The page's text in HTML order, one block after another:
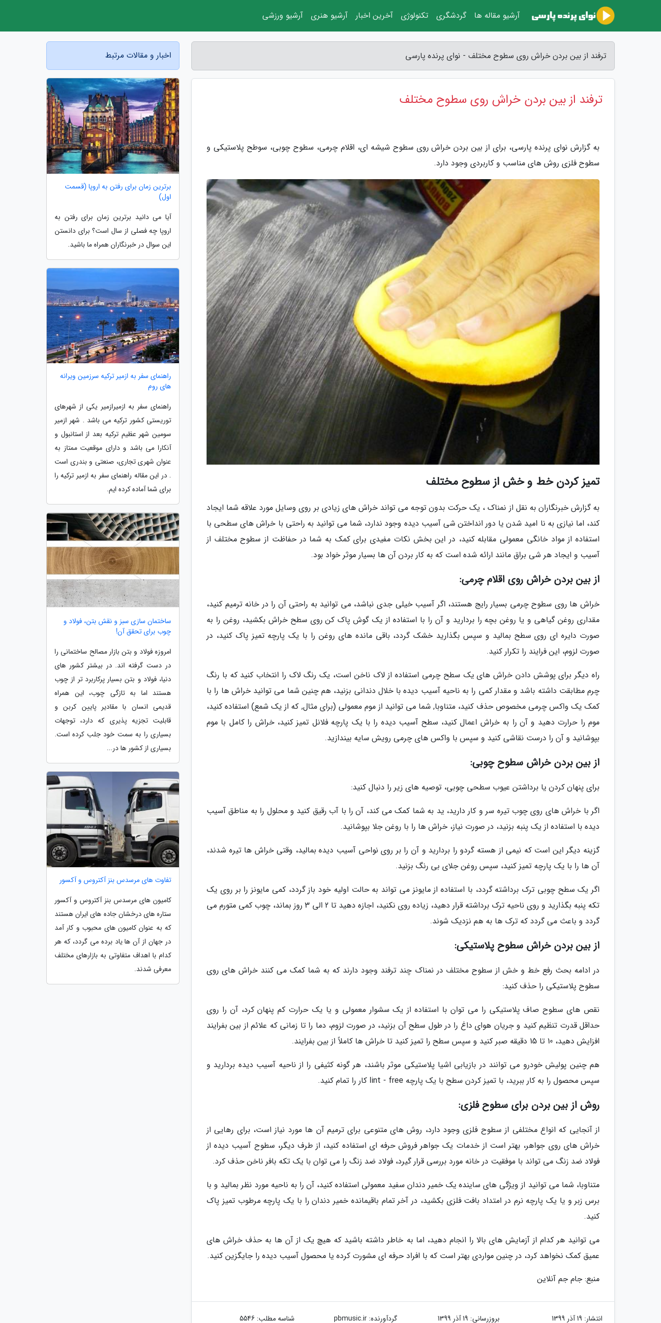
ترفند از بین بردن خراش روی سطوح مختلف - نوای پرنده پارسی
ترفند از بین بردن خراش روی سطوح مختلف
به گزارش نوای پرنده پارسی، برای از بین بردن خراش روی سطوح شیشه ای، اقلام چرمی، سطوح چوبی، سوطح پلاستیکی و
سطوح فلزی روش های مناسب و کاربردی وجود دارد.
تمیز کردن خط و خش از سطوح مختلف
به گزارش خبرنگاران به نقل از نمناک ، یک حرکت بدون توجه می تواند خراش های زیادی بر روی وسایل مورد علاقه شما ایجاد
کند، اما نیازی به نا امید شدن یا دور انداختن شی آسیب دیده وجود ندارد، شما می توانید به راحتی با خراش های سطحی با
استفاده از مواد خانگی معمولی مقابله کنید، در این بخش نکات مفیدی برای کمک به شما در حفاظت از سطوح مختلف از
آسیب و ایجاد هر شی براق مانند ارائه شده است که به کار بردن آن ها بسیار موثر خواد بود.
از بین بردن خراش روی اقلام چرمی:
خراش ها روی سطوح چرمی بسیار رایج هستند، اگر آسیب خیلی جدی نباشد، می توانید به راحتی آن را در خانه ترمیم کنید،
مقداری روغن گیاهی و یا روغن بچه را بردارید و آن را با استفاده از یک گوش پاک کن روی سطح خراش بکشید، روغن را به
صورت دایره ای روی سطح بمالید و سپس بگذارید خشک گردد، باقی مانده های روغن را با یک پارچه تمیز پاک کنید، در
صورت لزوم، این فرایند را تکرار کنید.
راه دیگر برای پوشش دادن خراش های یک سطح چرمی استفاده از لاک ناخن است، یک رنگ لاک را انتخاب کنید که با رنگ
چرم مطابقت داشته باشد و مقدار کمی را به ناحیه آسیب دیده با خلال دندانی بزنید، هم چنین شما می توانید خراش ها را با
کمک یک واکس چرمی مخصوص حذف کنید، متناوبا, شما می توانید از موم معمولی (برای مثال, که از یک شمع) استفاده کنید،
موم را حرارت دهید و آن را به خراش اعمال کنید، سطح آسیب دیده را با یک پارچه فلانل تمیز کنید، خراش را کامل با موم
بپوشانید و آن را درست نقاشی کنید و سپس با واکس های چرمی رویش سایه بیندازید.
از بین بردن خراش سطوح چوبی:
برای پنهان کردن یا برداشتن عیوب سطحی چوبی، توصیه های زیر را دنبال کنید:
اگر با خراش های روی چوب تیره سر و کار دارید، ید به شما کمک می کند، آن را با آب رقیق کنید و محلول را به مناطق آسیب
دیده با استفاده از یک پنبه بزنید، در صورت نیاز، خراش ها را با روغن جلا بپوشانید.
گزینه دیگر این است که نیمی از هسته گردو را بردارید و آن را بر روی نواحی آسیب دیده بمالید، وقتی خراش ها تیره شدند،
آن ها را با یک پارچه تمیز کنید، سپس روغن جلای بی رنگ بزنید.
اگر یک سطح چوبی ترک برداشته گردد، با استفاده از مایونز می تواند به حالت اولیه خود باز گردد، کمی مایونز را بر روی یک
تکه پنبه بگذارید و روی ناحیه ترک برداشته قرار دهید، زیاده روی نکنید، اجازه دهید تا 2 الی 3 روز بماند، چوب کمی متورم می
گردد و باعث می گردد که ترک ها به هم نزدیک شوند.
از بین بردن خراش سطوح پلاستیکی:
در ادامه بحث رفع خط و خش از سطوح مختلف در نمناک چند ترفند وجود دارند که به شما کمک می کنند خراش های روی
سطوح پلاستیکی را حذف کنید:
نقص های سطوح صاف پلاستیکی را می توان با استفاده از یک سشوار معمولی و یا یک حرارت کم پنهان کرد، آن را روی
حداقل قدرت تنظیم کنید و جریان هوای داغ را در طول سطح آن بزنید، در صورت لزوم، دما را تا زمانی که علائم از بین بفرایند
افزایش دهید، 10 تا 15 دقیقه صبر کنید و سپس سطح را تمیز کنید تا خراش ها کاملاً از بین بفرایند.
هم چنین پولیش خودرو می توانند در بازیابی اشیا پلاستیکی موثر باشند، هر گونه کثیفی را از ناحیه آسیب دیده بردارید و
سپس محصول را به کار ببرید، با تمیز کردن سطح با یک پارچه lint - free کار را تمام کنید.
روش از بین بردن برای سطوح فلزی:
از آنجایی که انواع مختلفی از سطوح فلزی وجود دارد، روش های متنوعی برای ترمیم آن ها مورد نیاز است، برای رهایی از
خراش های روی جواهر، بهتر است از خدمات یک جواهر فروش حرفه ای استفاده کنید، از طرف دیگر، سطوح آسیب دیده از
فولاد ضد زنگ می تواند با موفقیت در خانه مورد بررسی قرار گیرد، فولاد ضد زنگ را می توان با یک تکه بافر ناخن حذف کرد.
متناوبا، شما می توانید از ویژگی های ساینده یک خمیر دندان سفید معمولی استفاده کنید، آن را به ناحیه مورد نظر بمالید و با
برس زبر و یا یک پارچه نرم در امتداد بافت فلزی بکشید، در آخر تمام باقیمانده خمیر دندان را با یک پارچه مرطوب تمیز پاک
کنید.
می توانید هر کدام از آزمایش های بالا را انجام دهید، اما به خاطر داشته باشید که هیچ یک از آن ها به حذف خراش های
عمیق کمک نخواهد کرد، در چنین مواردی بهتر است که با افراد حرفه ای مشورت کرده یا محصول آسیب دیده را جایگزین کنید.
منبع: جام جم آنلاین
انتشار: 19 آذر 1399 بروزرسانی: 19 آذر 1399 گردآورنده:pbmusic.ir شناسه مطلب: 5546
اخبار و مقالات مرتبط
برترین زمان برای رفتن به اروپا (قسمت
اول)
آیا می دانید برترین زمان برای رفتن به
اروپا چه فصلی از سال است؟ برای دانستن
این سوال در خبرنگاران همراه ما باشید.
راهنمای سفر به ازمیر ترکیه سرزمین ویرانه
های روم
راهنمای سفر به ازمیرازمیر یکی از شهرهای
توریستی کشور ترکیه می باشد . شهر ازمیر
سومین شهر عظیم ترکیه بعد از استانبول و
آنکارا می باشد و دارای موقعیت ممتاز به
عنوان شهری تجاری، صنعتی و بندری است
. در این مقاله راهنمای سفر به ازمیر ترکیه را
برای شما آماده کرده ایم.
ساختمان سازی سبز و نقش بتن، فولاد و
چوب برای تحقق آن!
امروزه فولاد و بتن بازار مصالح ساختمانی را
در دست گرفته اند. در بیشتر کشور های
دنیا، فولاد و بتن بسیار پرکاربرد تر از چوب
هستند اما به تازگی چوب، این همراه
قدیمی انسان با مقادیر پایین کربن و
قابلیت تجزیه پذیری که دارد، توجهات
بسیاری را به سمت خود جلب کرده است.
بسیاری از کشور ها در...
تفاوت های مرسدس بنز آکتروس و آکسور
کامیون های مرسدس بنز آکتروس و آکسور
ستاره های درخشان جاده های ایران هستند
که به عنوان کامیون های محبوب و کار آمد
در جهان از آن ها یاد برده می گردد، که هر
کدام با اهداف متفاوتی به بازارهای مختلف
معرفی شدند.
آرشیو مقاله ها گردشگری تکنولوژی آخرین اخبار آرشیو هنری آرشیو ورزشی